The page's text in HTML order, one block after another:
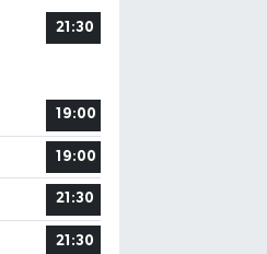
21:30
19:00
19:00
21:30
21:30